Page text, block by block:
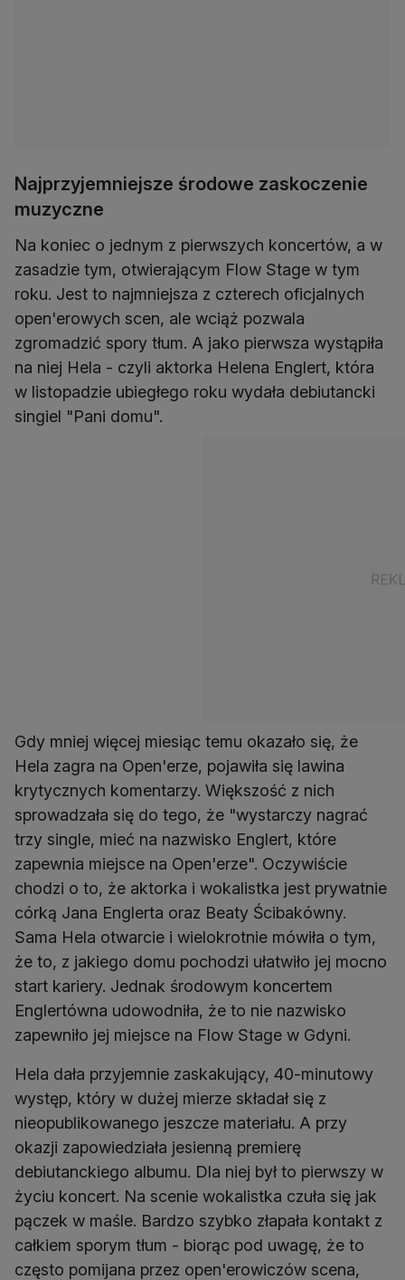
Najprzyjemniejsze środowe zaskoczenie
muzyczne
Na koniec o jednym z pierwszych koncertów, a w
zasadzie tym, otwierającym Flow Stage w tym
roku. Jest to najmniejsza z czterech oficjalnych
open'erowych scen, ale wciąż pozwala
zgromadzić spory tłum. A jako pierwsza wystąpiła
na niej Hela - czyli aktorka Helena Englert, która
w listopadzie ubiegłego roku wydała debiutancki
singiel "Pani domu".
Gdy mniej więcej miesiąc temu okazało się, że
Hela zagra na Open'erze, pojawiła się lawina
krytycznych komentarzy. Większość z nich
sprowadzała się do tego, że "wystarczy nagrać
trzy single, mieć na nazwisko Englert, które
zapewnia miejsce na Open'erze". Oczywiście
chodzi o to, że aktorka i wokalistka jest prywatnie
córką Jana Englerta oraz Beaty Ścibakówny.
Sama Hela otwarcie i wielokrotnie mówiła o tym,
że to, z jakiego domu pochodzi ułatwiło jej mocno
start kariery. Jednak środowym koncertem
Englertówna udowodniła, że to nie nazwisko
zapewniło jej miejsce na Flow Stage w Gdyni.
Hela dała przyjemnie zaskakujący, 40-minutowy
występ, który w dużej mierze składał się z
nieopublikowanego jeszcze materiału. A przy
okazji zapowiedziała jesienną premierę
debiutanckiego albumu. Dla niej był to pierwszy w
życiu koncert. Na scenie wokalistka czuła się jak
pączek w maśle. Bardzo szybko złapała kontakt z
całkiem sporym tłum - biorąc pod uwagę, że to
często pomijana przez open'erowiczów scena,